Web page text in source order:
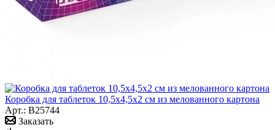
Коробка для таблеток 10,5х4,5х2 см из мелованного картона
Арт.: B25744
Заказать